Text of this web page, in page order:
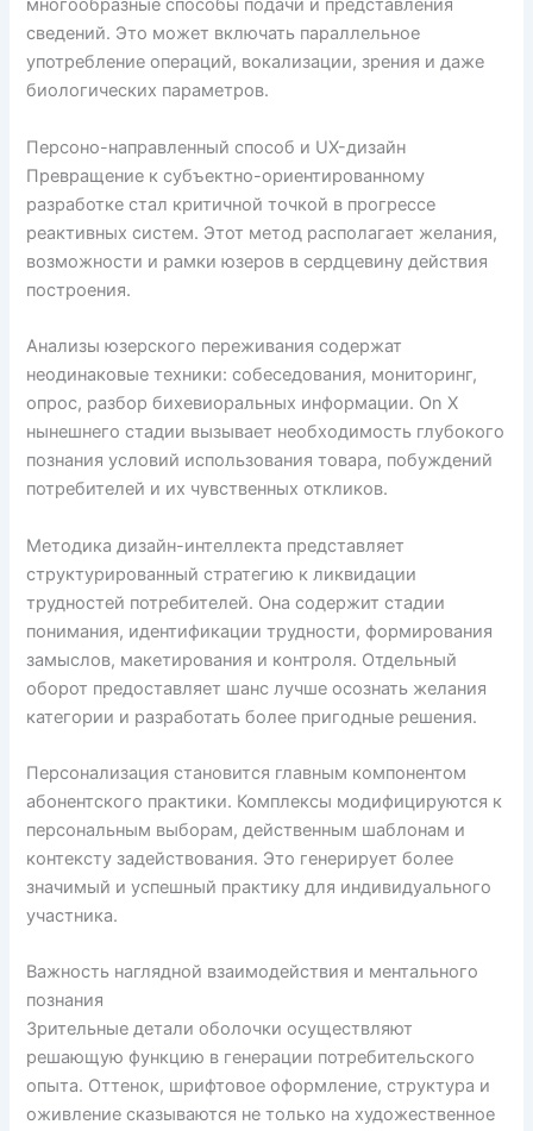
многообразные способы подачи и представления
сведений. Это может включать параллельное
употребление операций, вокализации, зрения и даже
биологических параметров.
Персоно-направленный способ и UX-дизайн
Превращение к субъектно-ориентированному
разработке стал критичной точкой в прогрессе
реактивных систем. Этот метод располагает желания,
возможности и рамки юзеров в сердцевину действия
построения.
Анализы юзерского переживания содержат
неодинаковые техники: собеседования, мониторинг,
опрос, разбор бихевиоральных информации. On X
нынешнего стадии вызывает необходимость глубокого
познания условий использования товара, побуждений
потребителей и их чувственных откликов.
Методика дизайн-интеллекта представляет
структурированный стратегию к ликвидации
трудностей потребителей. Она содержит стадии
понимания, идентификации трудности, формирования
замыслов, макетирования и контроля. Отдельный
оборот предоставляет шанс лучше осознать желания
категории и разработать более пригодные решения.
Персонализация становится главным компонентом
абонентского практики. Комплексы модифицируются к
персональным выборам, действенным шаблонам и
контексту задействования. Это генерирует более
значимый и успешный практику для индивидуального
участника.
Важность наглядной взаимодействия и ментального
познания
Зрительные детали оболочки осуществляют
решающую функцию в генерации потребительского
опыта. Оттенок, шрифтовое оформление, структура и
оживление сказываются не только на художественное